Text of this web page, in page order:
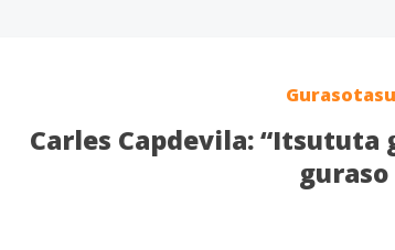
Carles Capdevila: